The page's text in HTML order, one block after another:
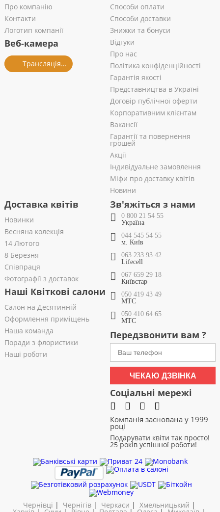
Про компанію
Контакти
Логотип компанії
Веб-камера
Трансляція із салону
Способи оплати
Способи доставки
Знижки та бонуси
Відгуки
Про нас
Політика конфіденційності
Гарантія якості
Представництва в Україні
Договір публічної оферти
Корпоративним клієнтам
Вакансії
Гарантії та повернення
грошей
Акції
Індивідуальне замовлення
Міфи про доставку квітів
Новини
Доставка квітів
Новинки
Весняна колекція
14 Лютого
8 Березня
Співпраця
Фотографії з доставок
Наші Квіткові салони
Салон на Десятинній
Оформлення приміщень
Наша команда
Поради з флористики
Наші роботи
Зв'яжіться з нами
0 800 21 54 55
Україна
044 545 54 55
м. Київ
063 233 93 42
Lifecell
067 659 29 18
Київстар
050 419 43 49
МТС
050 410 64 65
МТС
Передзвонити вам ?
ЧЕКАЮ ДЗВІНКА
Соціальні мережі
Компанія заснована у 1999
році
Подарувати квіти так просто!
25 років успішної роботи!
Чернівці | Чернігів| Черкаси | Хмельницький |